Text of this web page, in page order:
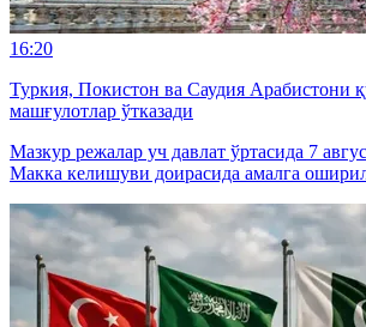
16:20
Туркия, Покистон ва Саудия Арабистони
машғулотлар ўтказади
Мазкур режалар уч давлат ўртасида 7
Макка келишуви доирасида амалга